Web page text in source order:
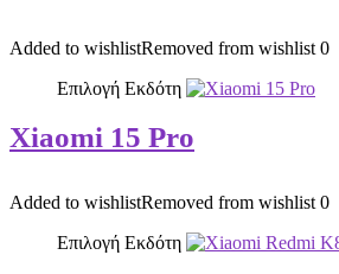
Added to wishlistRemoved from wishlist 0
Επιλογή Εκδότη
Xiaomi 15 Pro
Added to wishlistRemoved from wishlist 0
Επιλογή Εκδότη